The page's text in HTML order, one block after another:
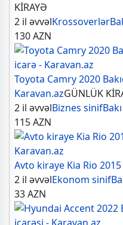
KİRAYƏ
2 il əvvəlKrossoverlər
130AZN
Toyota Camry 2020
Karavan.azGÜNLÜK
2 il əvvəlBiznes sinifBakı
115AZN
Avto kiraye Kia Rio
2 il əvvəlEkonom sinif
33AZN